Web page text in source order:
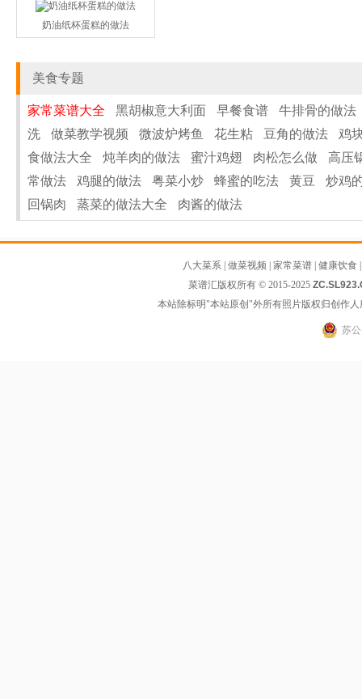
奶油纸杯蛋糕的做法
美食专题
家常菜谱大全 黑胡椒意大利面 早餐食谱
牛排骨的做法
洗
做菜教学视频 微波炉烤鱼 花生粘 豆角的做法
鸡
食做法大全
炖羊肉的做法 蜜汁鸡翅 肉松怎么做
高压
常做法
鸡腿的做法 粤菜小炒 蜂蜜的吃法 黄豆
炒鸡
回锅肉
蒸菜的做法大全 肉酱的做法
八大菜系 做菜视频 家常菜谱 健康饮食
菜谱汇版权所有 © 2015-2025
本站除标明"本站原创"外所有照片版权归创作
苏公